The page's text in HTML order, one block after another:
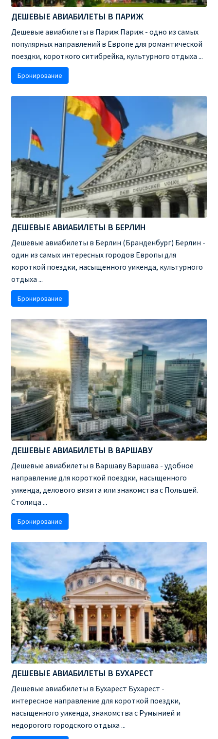
ПРАВИЛА RYANAIR В АЭРОПОРТУ И НА БОРТУ
ПРАВИЛА ПРОВОЗА БАГАЖА RYANAIR
ПУТЕШЕСТВИЕ С ДЕТЬМИ И МЛАДЕНЦАМИ
РЕЙСАМИ RYANAIR
РЕГИСТРАЦИЯ НА РЕЙС И ДОКУМЕНТЫ ДЛЯ
ПУТЕШЕСТВИЯ РЕЙСАМИ RYANAIR
Информация по бронированию билетов Ryanair
КАК НАЙТИ ДЕШЕВЫЙ БИЛЕТ
Кипр
КУПИТЬ АВИАБИЛЕТЫ ДЕШЕВО
Милан
Париж
ПРАВИЛА РЕГИСТРАЦИИ
ПРИЛОЖЕНИЕ RYANAIR НА РУССКОМ
ПРОВОЗ БАГАЖА RYANAIR – ПРАВИЛА
РАЙАНЭЙР НА РУССКОМ | КНФТФШК
РЕГИСТРАЦИЯ НА РЕЙС RYANAIR
Регистрация ребенка на рейс RYANAIR
Рождественские направления от € 9
ДЕШЕВЫЕ АВИАБИЛЕТЫ В ПАРИЖ
Дешевые авиабилеты в Париж Париж - одно из самых
популярных направлений в Европе для романтической
поездки, короткого ситибрейка, культурного отдыха ...
Бронирование
ДЕШЕВЫЕ АВИАБИЛЕТЫ В БЕРЛИН
Дешевые авиабилеты в Берлин (Бранденбург) Берлин -
один из самых интересных городов Европы для
короткой поездки, насыщенного уикенда, культурного
отдыха ...
Бронирование
ДЕШЕВЫЕ АВИАБИЛЕТЫ В ВАРШАВУ
Дешевые авиабилеты в Варшаву Варшава - удобное
направление для короткой поездки, насыщенного
уикенда, делового визита или знакомства с Польшей.
Столица ...
Бронирование
ДЕШЕВЫЕ АВИАБИЛЕТЫ В БУХАРЕСТ
Дешевые авиабилеты в Бухарест Бухарест -
интересное направление для короткой поездки,
насыщенного уикенда, знакомства с Румынией и
недорогого городского отдыха ...